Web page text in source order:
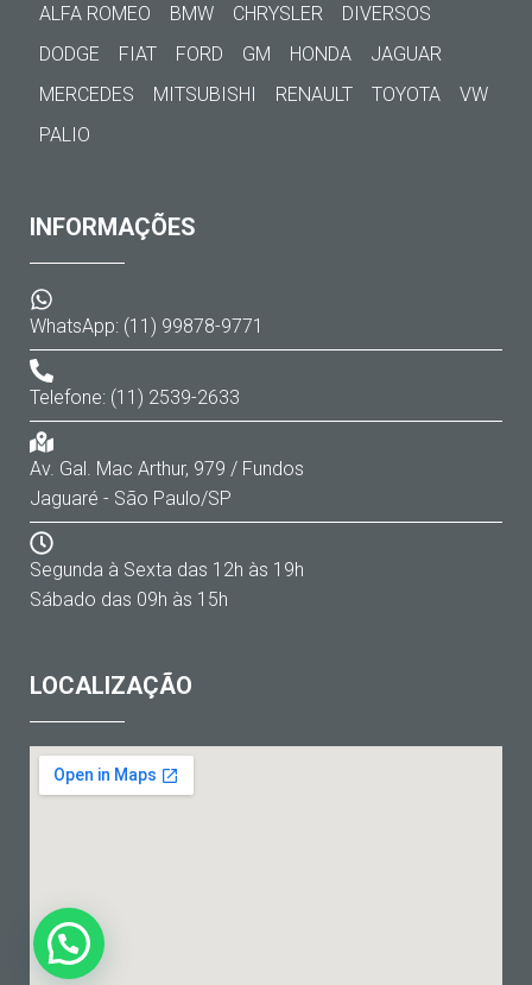
ALFA ROMEO BMW CHRYSLER
DIVERSOS
DODGE
FIAT FORD GM HONDA
JAGUAR
MERCEDES
MITSUBISHI RENAULT TOYOTA
VW
PALIO
INFORMAÇÕES
WhatsApp: (11) 99878-9771
Telefone: (11) 2539-2633
Av. Gal. Mac Arthur, 979 / Fundos
Jaguaré - São Paulo/SP
Segunda à Sexta das 12h às 19h
Sábado das 09h às 15h
LOCALIZAÇÃO